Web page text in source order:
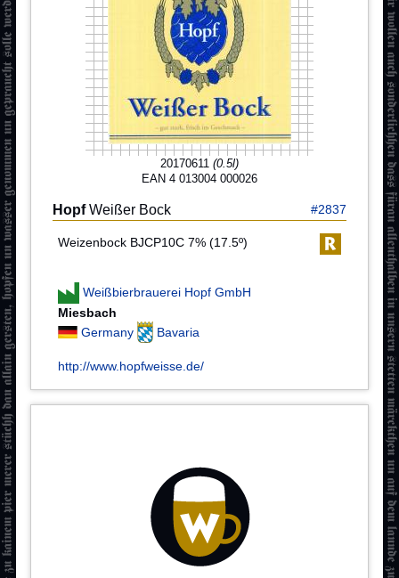
20170611 (0.5l)
EAN 4 013004 000026
HopfWeißer Bock #2837
Weizenbock BJCP10C 7% (17.5º)
Weißbierbrauerei Hopf GmbH
Miesbach
Germany
Bavaria
http://www.hopfweisse.de/